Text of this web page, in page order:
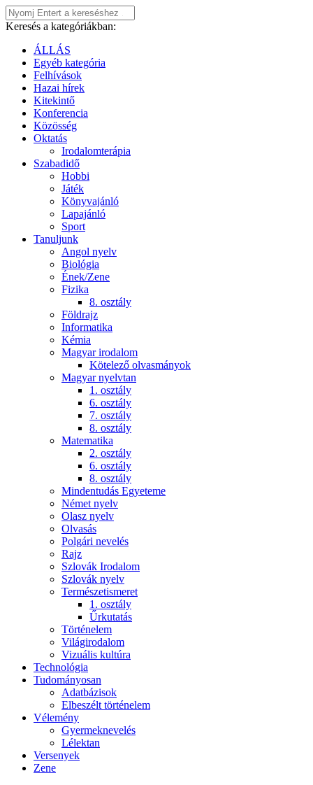
Keresés a kategóriákban:
ÁLLÁS
Egyéb kategória
Felhívások
Hazai hírek
Kitekintő
Konferencia
Közösség
Oktatás
Irodalomterápia
Szabadidő
Hobbi
Játék
Könyvajánló
Lapajánló
Sport
Tanuljunk
Angol nyelv
Biológia
Ének/Zene
Fizika
8. osztály
Földrajz
Informatika
Kémia
Magyar irodalom
Kötelező olvasmányok
Magyar nyelvtan
1. osztály
6. osztály
7. osztály
8. osztály
Matematika
2. osztály
6. osztály
8. osztály
Mindentudás Egyeteme
Német nyelv
Olasz nyelv
Olvasás
Polgári nevelés
Rajz
Szlovák Irodalom
Szlovák nyelv
Természetismeret
1. osztály
Űrkutatás
Történelem
Világirodalom
Vizuális kultúra
Technológia
Tudományosan
Adatbázisok
Elbeszélt történelem
Vélemény
Gyermeknevelés
Lélektan
Versenyek
Zene